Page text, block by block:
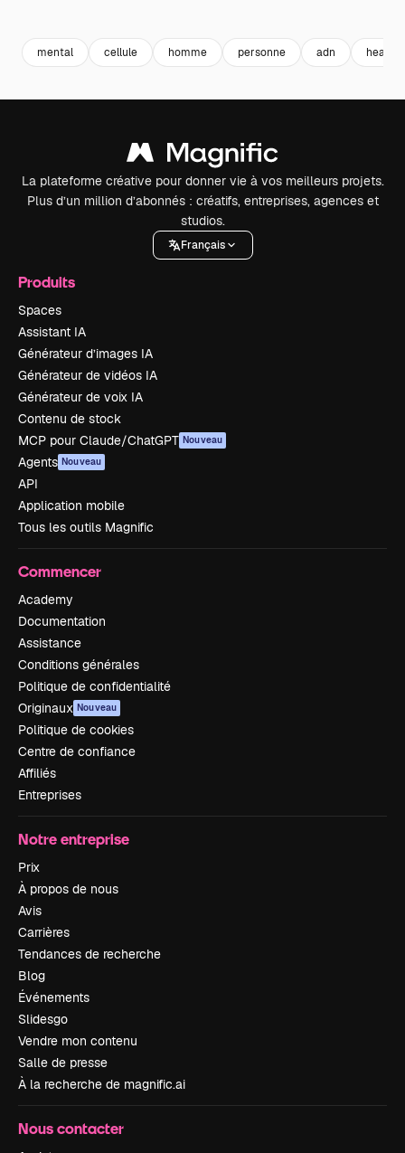
mental cellule homme personne adn health
La plateforme créative pour donner vie à vos meilleurs projets.
Plus d’un million d’abonnés : créatifs, entreprises, agences et
studios.
Français
Produits
Spaces
Assistant IA
Générateur d’images IA
Générateur de vidéos IA
Générateur de voix IA
Contenu de stock
MCP pour Claude/ChatGPT Nouveau
Agents Nouveau
API
Application mobile
Tous les outils Magnific
Commencer
Academy
Documentation
Assistance
Conditions générales
Politique de confidentialité
Originaux Nouveau
Politique de cookies
Centre de confiance
Affiliés
Entreprises
Notre entreprise
Prix
À propos de nous
Avis
Carrières
Tendances de recherche
Blog
Événements
Slidesgo
Vendre mon contenu
Salle de presse
À la recherche de magnific.ai
Nous contacter